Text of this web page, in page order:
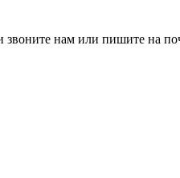
звоните нам или пишите на